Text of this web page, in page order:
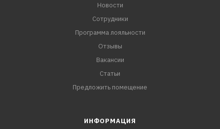
Новости
Сотрудники
Программа лояльности
Отзывы
Вакансии
Статьи
Предложить помещение
ИНФОРМАЦИЯ